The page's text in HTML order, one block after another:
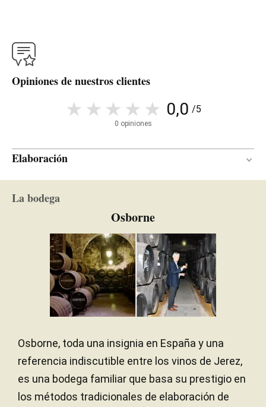
Opiniones de nuestros clientes
0,0 /5
0 opiniones
Elaboración
La bodega
Osborne
Osborne, toda una insignia en España y una
referencia indiscutible entre los vinos de Jerez,
es una bodega familiar que basa su prestigio en
los métodos tradicionales de elaboración de